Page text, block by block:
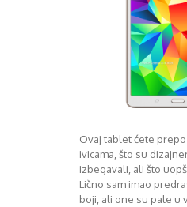
Ovaj tablet ćete
ivicama, što su
izbegavali, ali što
Lično sam imao
boji, ali one su pale u